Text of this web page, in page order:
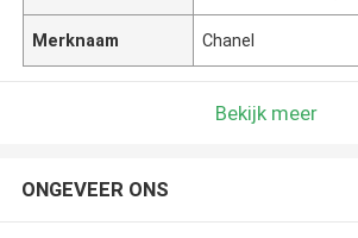
Merknaam Chanel
Bekijk meer
ONGEVEER ONS